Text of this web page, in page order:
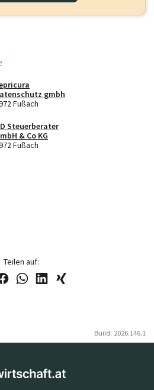
gmbh
Fußach
Steuerberater
& Co KG
Fußach
Teilen auf:
Build: 2026.146.1